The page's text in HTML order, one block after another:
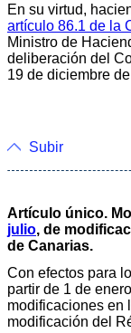
En su virtud,
artículo 86.1 de la
Ministro de
deliberación del
19 de diciembre
Subir
Artículo único.
julio, de
de Canarias.
Con efectos para
partir de 1 de
modificaciones en
modificación del